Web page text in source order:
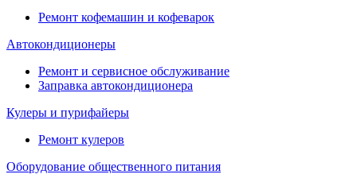
Ремонт кофемашин и кофеварок
Автокондиционеры
Ремонт и сервисное обслуживание
Заправка автокондиционера
Кулеры и пурифайеры
Ремонт кулеров
Оборудование общественного питания